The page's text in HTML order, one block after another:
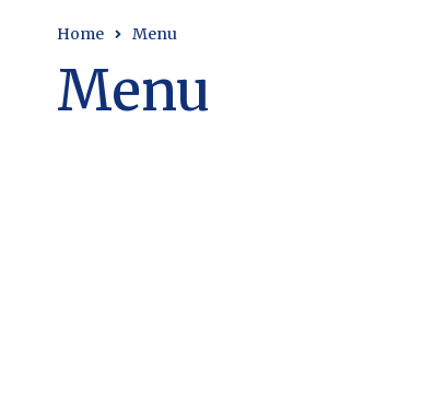
Home Menu
Menu